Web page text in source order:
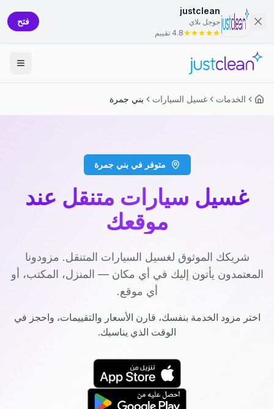
justclean
جوجل بلاي
4.8 تقييم
فتح
الخدمات غسيل السيارات بني جمرة
متوفر في بني جمرة
غسيل سيارات متنقل عند
موقعك
شريكك الموثوق لغسيل السيارات المتنقل. مزودونا
المعتمدون يأتون إليك في أي مكان — المنزل، المكتب، أو
أي موقع.
اختر مزود الخدمة بنفسك، قارن الأسعار والتقييمات، واحجز في
الوقت الذي يناسبك.